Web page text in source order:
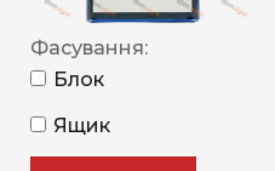
Фасування:
Блок
Ящик